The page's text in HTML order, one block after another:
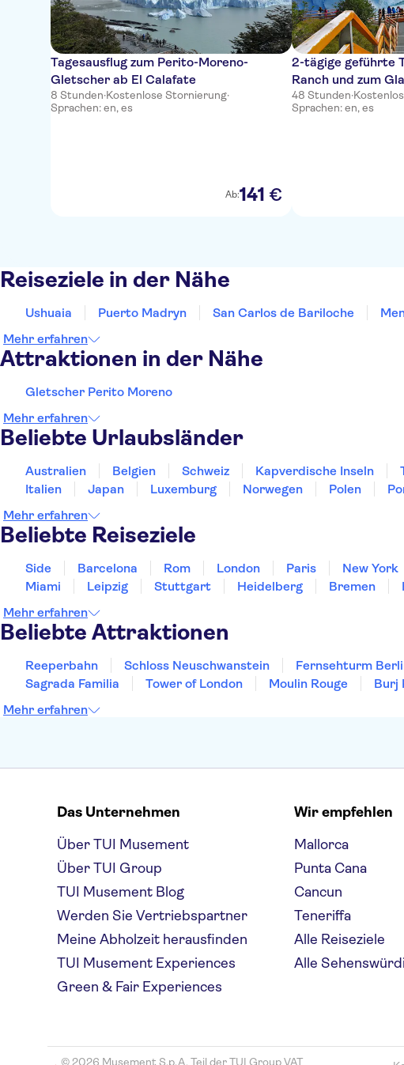
Tagesausflug zum Perito-Moreno-
Gletscher ab El Calafate
8 Stunden·Kostenlose Stornierung·
Sprachen: en, es
Ab:141 €
2-tägige geführte
Ranch und zum
48 Stunden·
Sprachen: en, es
Reiseziele in der Nähe
Ushuaia Puerto Madryn San Carlos de Bariloche
Mehr erfahren
Attraktionen in der Nähe
Gletscher Perito Moreno
Mehr erfahren
Beliebte Urlaubsländer
Australien Belgien Schweiz Kapverdische Inseln
Italien
Japan Luxemburg Norwegen Polen
Mehr erfahren
Beliebte Reiseziele
Side Barcelona Rom London Paris New York
Miami
Leipzig Stuttgart Heidelberg Bremen
Mehr erfahren
Beliebte Attraktionen
Reeperbahn Schloss Neuschwanstein Fernsehturm
Sagrada Familia
Tower of London Moulin Rouge Burj
Mehr erfahren
Das Unternehmen
Über TUI Musement
Über TUI Group
TUI Musement Blog
Werden Sie Vertriebspartner
Meine Abholzeit herausfinden
TUI Musement Experiences
Green & Fair Experiences
Wir empfehlen
Mallorca
Punta Cana
Cancun
Teneriffa
Alle Reiseziele
Alle
© 2026 Musement S.p.A, Teil der TUI Group VAT